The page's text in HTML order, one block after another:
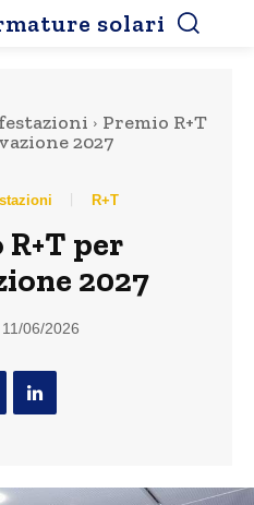
solari
Premio R+T
2027
R+T
per
2027
11/06/2026